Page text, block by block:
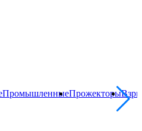
ПромышленныеПрожекторы